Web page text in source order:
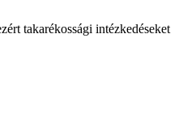
takarékossági intézkedéseket